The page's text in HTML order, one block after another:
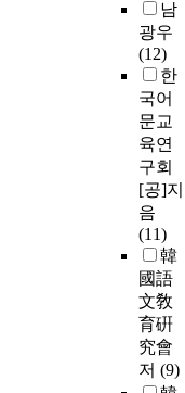
남
광우
(12)
한
국어
문교
육연
구회
[공]지
음
(11)
韓
國語
文敎
育硏
究會
저 (9)